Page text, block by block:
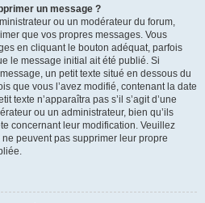
un message ?
ou un modérateur du forum,
que vos propres messages. Vous
en cliquant le bouton adéquat, parfois
le message initial ait été publié. Si
un petit texte situé en dessous du
que vous l’avez modifié, contenant la date
texte n’apparaîtra pas s’il s’agit d’une
ou un administrateur, bien qu’ils
concernant leur modification. Veuillez
peuvent pas supprimer leur propre